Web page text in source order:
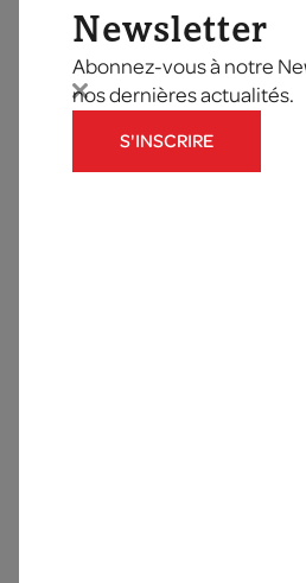
Newsletter
Abonnez-vous à notre
nos dernières actualités.
S'INSCRIRE